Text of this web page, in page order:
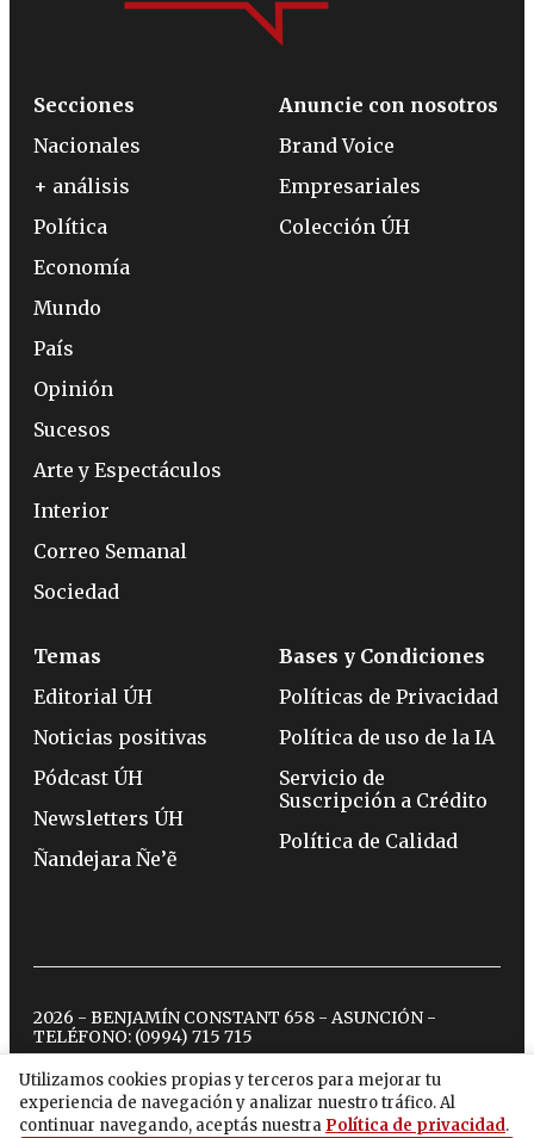
Utilizamos cookies propias y terceros para mejorar tu
experiencia de navegación y analizar nuestro tráfico. Al
continuar navegando, aceptás nuestra Política de privacidad.
Secciones
Nacionales
+ análisis
Política
Economía
Mundo
País
Opinión
Sucesos
Arte y Espectáculos
Interior
Correo Semanal
Sociedad
Anuncie con nosotros
Brand Voice
Empresariales
Colección ÚH
Temas
Editorial ÚH
Noticias positivas
Pódcast ÚH
Newsletters ÚH
Ñandejara Ñe’ẽ
Bases y Condiciones
Políticas de Privacidad
Política de uso de la IA
Servicio de
Suscripción a Crédito
Política de Calidad
2026 - BENJAMÍN CONSTANT 658 - ASUNCIÓN -
TELÉFONO: (0994) 715 715
twitterinstagram
facebook
tiktokyoutubespotify